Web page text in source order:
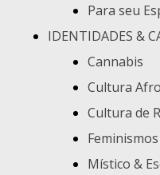
Para seu
IDENTIDADES &
Cannabis
Cultura
Cultura de
Místico &